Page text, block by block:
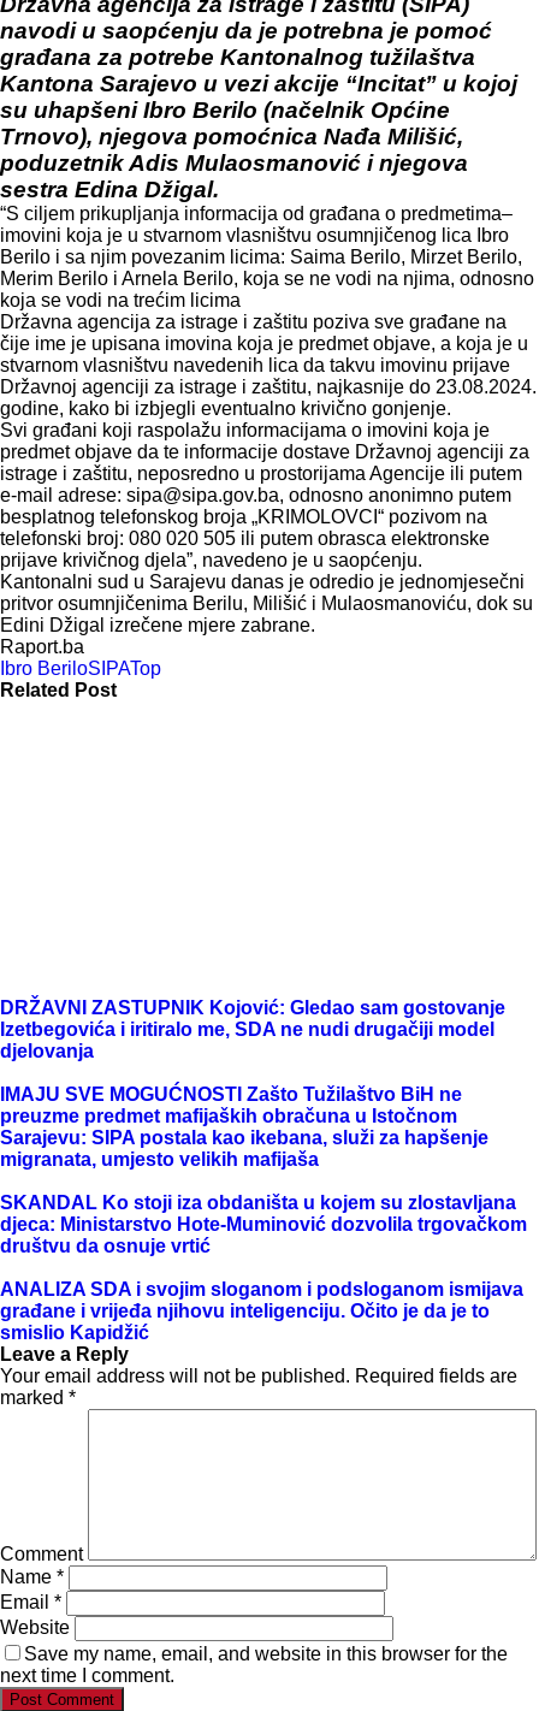
navodi u saopćenju da je potrebna je pomoć
građana za potrebe Kantonalnog tužilaštva
Kantona Sarajevo u vezi akcije “Incitat” u kojoj
su uhapšeni Ibro Berilo (načelnik Općine
Trnovo), njegova pomoćnica Nađa Milišić,
poduzetnik Adis Mulaosmanović i njegova
sestra Edina Džigal.
“S ciljem prikupljanja informacija od građana o predmetima–
imovini koja je u stvarnom vlasništvu osumnjičenog lica Ibro
Berilo i sa njim povezanim licima: Saima Berilo, Mirzet Berilo,
Merim Berilo i Arnela Berilo, koja se ne vodi na njima, odnosno
koja se vodi na trećim licima
Državna agencija za istrage i zaštitu poziva sve građane na
čije ime je upisana imovina koja je predmet objave, a koja je u
stvarnom vlasništvu navedenih lica da takvu imovinu prijave
Državnoj agenciji za istrage i zaštitu, najkasnije do 23.08.2024.
godine, kako bi izbjegli eventualno krivično gonjenje.
Svi građani koji raspolažu informacijama o imovini koja je
predmet objave da te informacije dostave Državnoj agenciji za
istrage i zaštitu, neposredno u prostorijama Agencije ili putem
e-mail adrese: sipa@sipa.gov.ba, odnosno anonimno putem
besplatnog telefonskog broja „KRIMOLOVCI“ pozivom na
telefonski broj: 080 020 505 ili putem obrasca elektronske
prijave krivičnog djela”, navedeno je u saopćenju.
Kantonalni sud u Sarajevu danas je odredio je jednomjesečni
pritvor osumnjičenima Berilu, Milišić i Mulaosmanoviću, dok su
Edini Džigal izrečene mjere zabrane.
Raport.ba
Ibro BeriloSIPATop
Related Post
DRŽAVNI ZASTUPNIK Kojović: Gledao sam gostovanje
Izetbegovića i iritiralo me, SDA ne nudi drugačiji model
djelovanja
IMAJU SVE MOGUĆNOSTI Zašto Tužilaštvo BiH ne
preuzme predmet mafijaških obračuna u Istočnom
Sarajevu: SIPA postala kao ikebana, služi za hapšenje
migranata, umjesto velikih mafijaša
SKANDAL Ko stoji iza obdaništa u kojem su zlostavljana
djeca: Ministarstvo Hote-Muminović dozvolila trgovačkom
društvu da osnuje vrtić
ANALIZA SDA i svojim sloganom i podsloganom ismijava
građane i vrijeđa njihovu inteligenciju. Očito je da je to
smislio Kapidžić
Leave a Reply
Your email address will not be published. Required fields are
marked *
Comment
Name *
Email *
Website
Save my name, email, and website in this browser for the
next time I comment.